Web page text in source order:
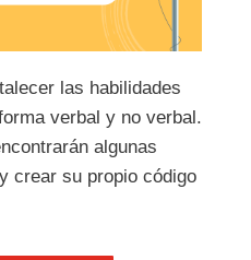
las habilidades
verbal y no verbal.
algunas
crear su propio código